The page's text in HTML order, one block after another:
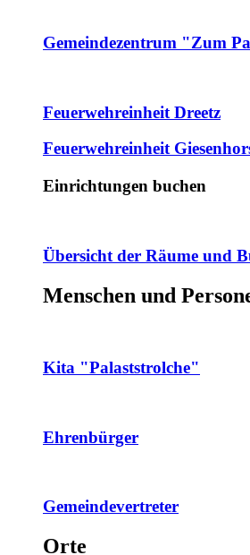
Gemeindezentrum "Zum
Feuerwehreinheit Dreetz
Feuerwehreinheit
Einrichtungen buchen
Übersicht der Räume und
Menschen und
Kita "Palaststrolche"
Ehrenbürger
Gemeindevertreter
Orte